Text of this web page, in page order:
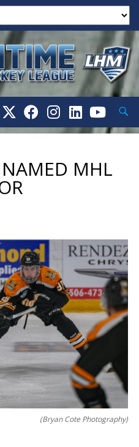
NAMED MHL
(Bryan Cote Photography)